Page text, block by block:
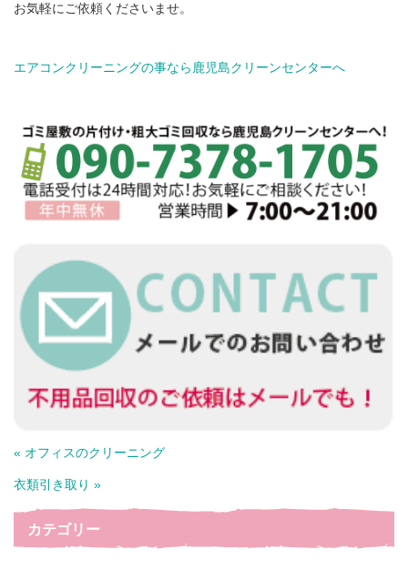
お気軽にご依頼くださいませ。
エアコンクリーニングの事なら鹿児島クリーンセンターへ
« オフィスのクリーニング
衣類引き取り »
カテゴリー